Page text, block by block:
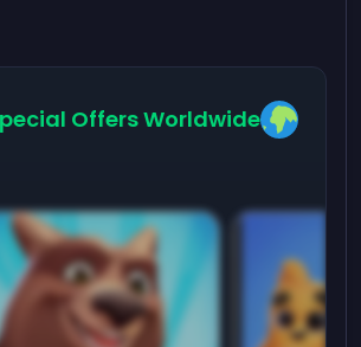
Offers Worldwide